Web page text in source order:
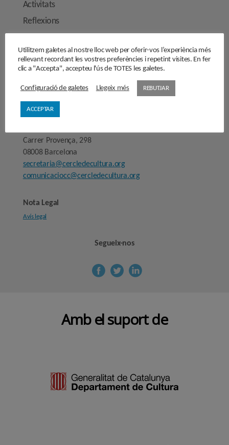
Activitats
Reflexions
Manifestos
Entrevistes
Fes-te’n soci/sòcia
Sala de premsa
Carrer Provença, 298
08008 Barcelona
secretaria@cercledecultura.org
comunicaciocc@cercledecultura.org
Nota Legal
Avís legal
Segueix-nos
Amb el suport de
Utilitzem galetes al nostre lloc web per oferir-vos l’experiència més
rellevant recordant les vostres preferències i repetint visites. En fer
clic a "Accepta", accepteu l'ús de TOTES les galetes.
Configuració de galetes Llegeix més REBUTJAR
ACCEPTAR